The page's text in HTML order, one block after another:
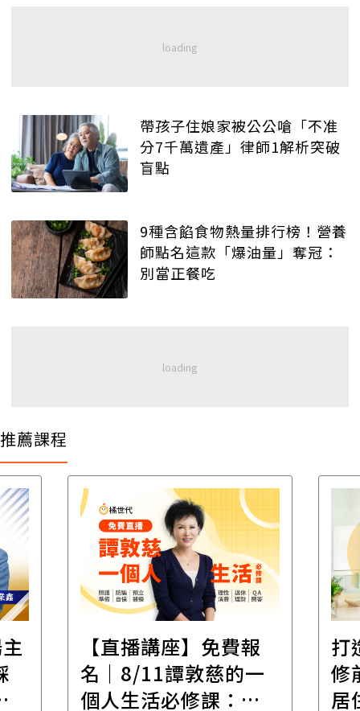
帶孩子住娘家被公公嗆「不准
分7千萬遺產」律師1解析突破
盲點
9種含餡食物熱量排行榜！營養
師點名這款「爆油量」奪冠：
別當正餐吃
推薦課程
【直播講座】免費報
名｜8/11譚敦慈的一
個人生活必修課：一
打
修
居